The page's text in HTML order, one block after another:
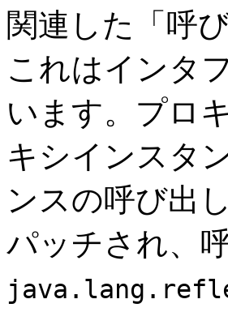
関連した「呼
これはインタ
います。プロ
キシインスタ
ンスの呼び出
パッチされ、